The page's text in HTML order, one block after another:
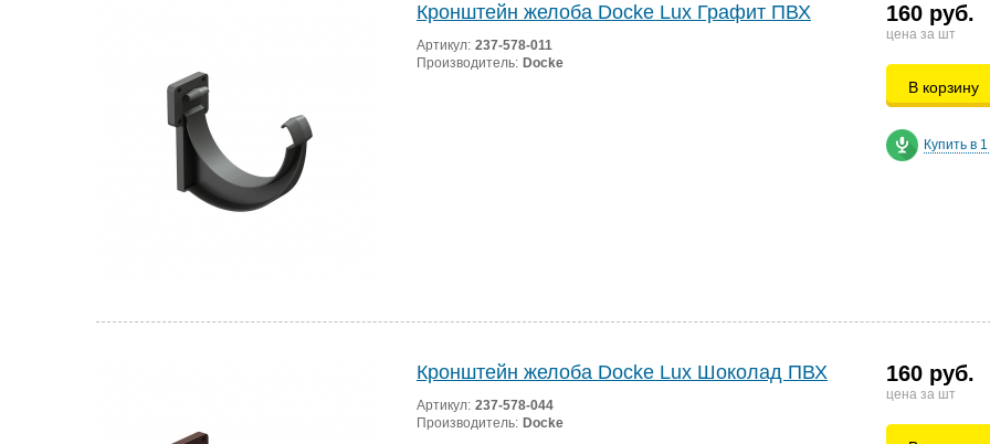
Кронштейн желоба Docke Lux Графит ПВХ
Артикул: 237-578-011
Производитель: Docke
160 руб.
цена за шт
В корзину
Купить в 1
Кронштейн желоба Docke Lux Шоколад ПВХ
Артикул: 237-578-044
Производитель: Docke
160 руб.
цена за шт